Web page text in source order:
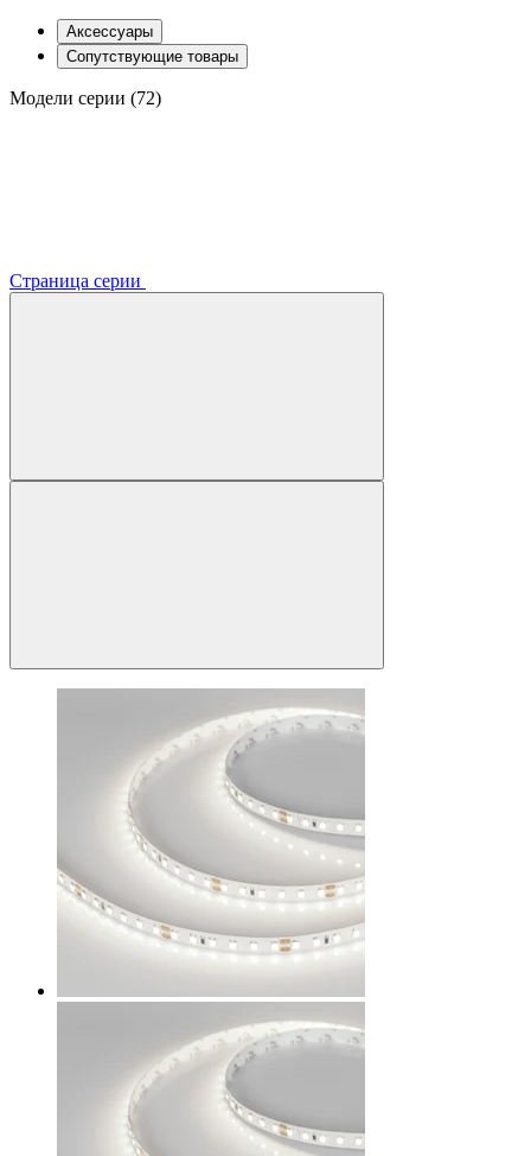
Аксессуары
Сопутствующие товары
Модели серии (72)
Страница серии